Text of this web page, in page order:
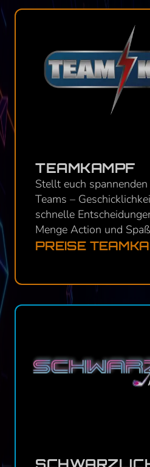
TEAMKAMPF
Stellt euch
Teams –
schnelle
Menge Action und
PREISE